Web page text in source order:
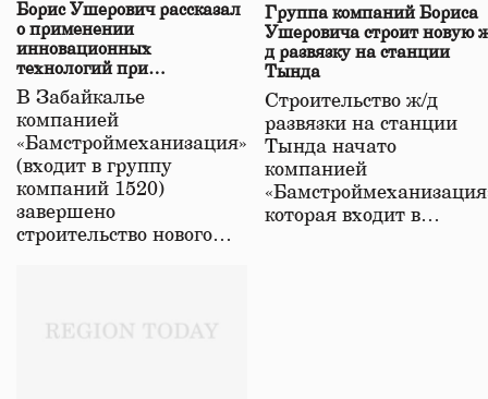
Борис Ушерович рассказал
о применении
инновационных
технологий при
строительстве нового моста
в Забайкалье
В Забайкалье
компанией
«Бамстроймеханизация»
(входит в группу
компаний 1520)
завершено
строительство нового…
Группа компаний Бориса
Ушеровича строит новую
д развязку на станции
Тында
Строительство ж/д
развязки на станции
Тында начато
компанией
которая входит в…